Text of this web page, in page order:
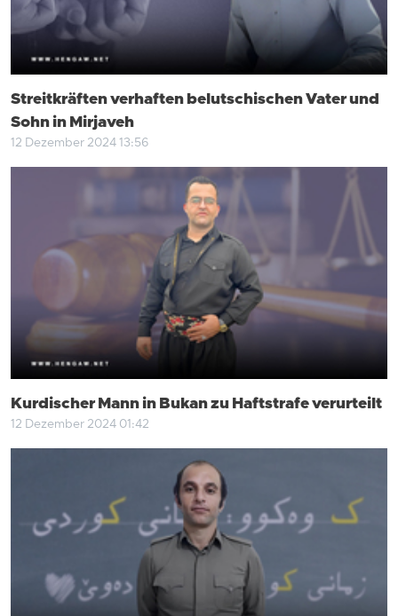
Streitkräften verhaften belutschischen Vater und
Sohn in Mirjaveh
12 Dezember 2024 13:56
Kurdischer Mann in Bukan zu Haftstrafe verurteilt
12 Dezember 2024 01:42